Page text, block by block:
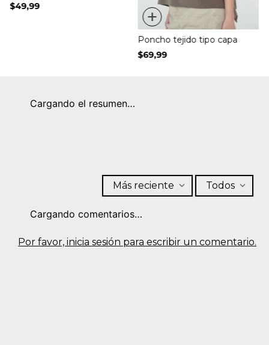
$49,99 +
Poncho tejido tipo capa
$69,99
Cargando el resumen…
Por favor, inicia sesión para escribir un comentario.
Más reciente Todos
Cargando comentarios…